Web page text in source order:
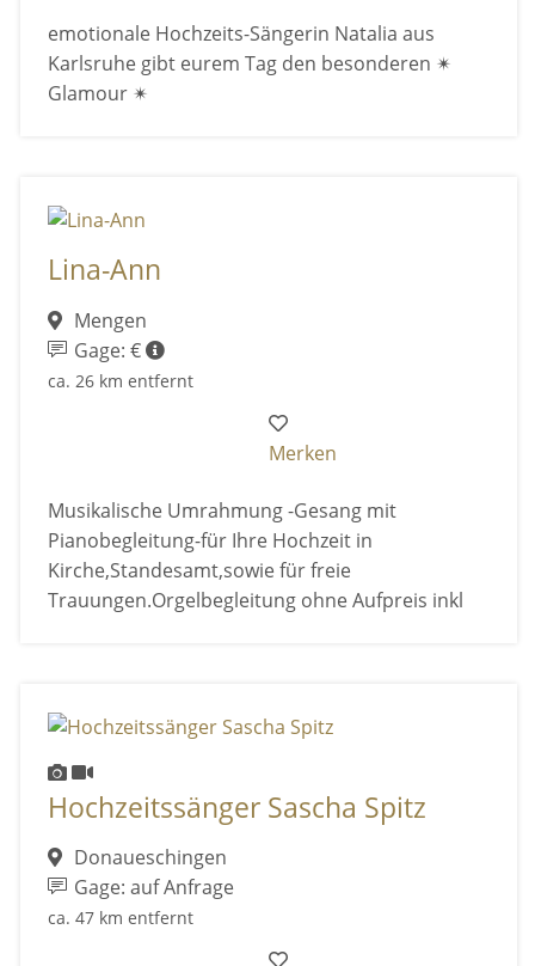
emotionale Hochzeits-Sängerin Natalia aus
Karlsruhe gibt eurem Tag den besonderen ✴
Glamour ✴
Lina-Ann
Mengen
Gage: €
ca. 26 km entfernt
Merken
Musikalische Umrahmung -Gesang mit
Pianobegleitung-für Ihre Hochzeit in
Kirche,Standesamt,sowie für freie
Trauungen.Orgelbegleitung ohne Aufpreis inkl
Hochzeitssänger Sascha Spitz
Donaueschingen
Gage: auf Anfrage
ca. 47 km entfernt